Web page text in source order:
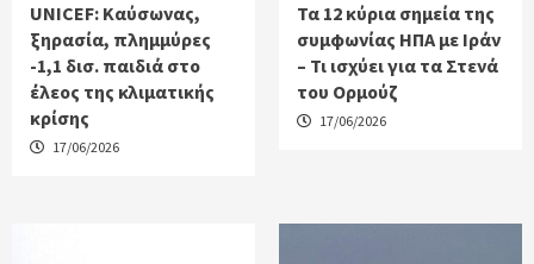
UNICEF: Καύσωνας,
ξηρασία, πλημμύρες
-1,1 δισ. παιδιά στο
έλεος της κλιματικής
κρίσης
17/06/2026
Τα 12 κύρια σημεία της
συμφωνίας ΗΠΑ με Ιράν
– Τι ισχύει για τα Στενά
του Ορμούζ
17/06/2026